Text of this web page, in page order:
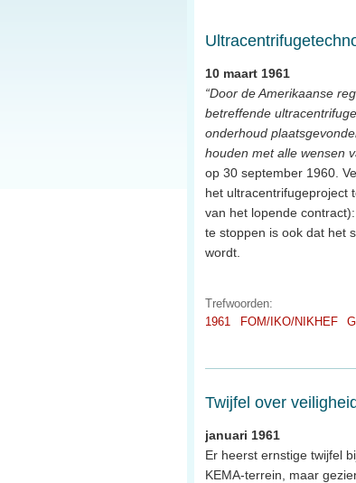
10 maart 1961
“Door de Amerikaanse
betreffende
onderhoud
houden met alle wensen
op 30 september 1960.
het ultracentrifugeproject
van het lopende
te stoppen is ook dat het
wordt.
Trefwoorden:
1961
FOM/IKO/NIKHEF
Twijfel over
januari 1961
Er heerst ernstige twijfel
KEMA-terrein, maar